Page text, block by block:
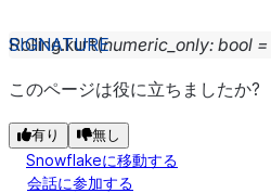
Rolling.kurt(numeric_only: bool =
このページは役に立ちましたか?
有り 無し
Snowflakeに移動する
会話に参加する